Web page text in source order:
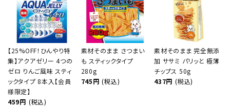
【25%OFF！ひんやり特
集】アクアゼリー 4つの
ゼロ りんご風味 スティ
ックタイプ 8本入【会員
様限定】
459円 (税込)
素材そのまま さつまい
も スティックタイプ
280g
745円 (税込)
素材そのまま 完全無添
加 ササミ パリッと 極薄
チップス 50g
437円 (税込)